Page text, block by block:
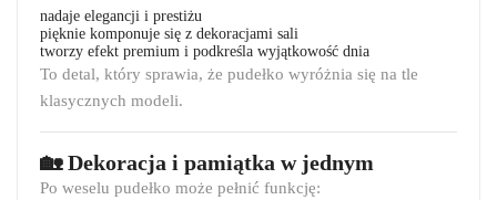
nadaje elegancji i prestiżu
pięknie komponuje się z dekoracjami sali
tworzy efekt premium i podkreśla wyjątkowość dnia
To detal, który sprawia, że pudełko wyróżnia się na tle
klasycznych modeli.
🏡 Dekoracja i pamiątka w jednym
Po weselu pudełko może pełnić funkcję: